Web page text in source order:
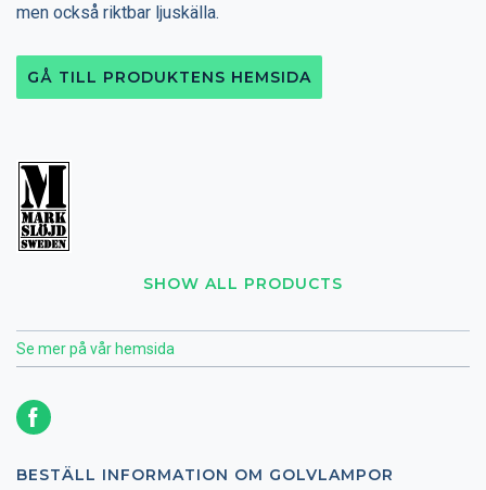
SHOW ALL PRODUCTS
Se mer på vår hemsida
BESTÄLL INFORMATION OM GOLVLAMPOR
men också riktbar ljuskälla.
GÅ TILL PRODUKTENS HEMSIDA